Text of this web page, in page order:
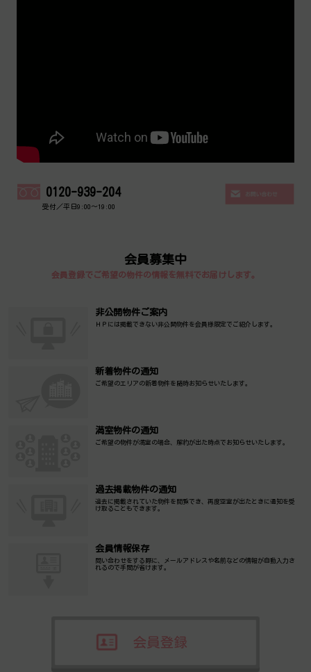
0120-939-204
受付／平日9:00～19:00
会員募集中
会員登録でご希望の物件の情報を無料でお届けします。
非公開物件ご案内
ＨＰには掲載できない非公開物件を会員様限定でご紹介します。
新着物件の通知
ご希望のエリアの新着物件を随時お知らせいたします。
満室物件の通知
ご希望の物件が満室の場合、解約が出た時点でお知らせいたします。
過去掲載物件の通知
過去に掲載されていた物件を閲覧でき、再度空室が出たときに通知を受
け取ることもできます。
会員情報保存
問い合わせをする際に、メールアドレスや名前などの情報が自動入力さ
れるので手間が省けます。